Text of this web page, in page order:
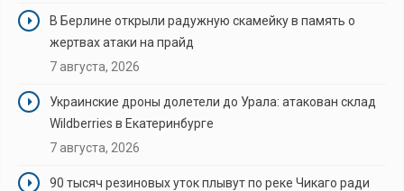
В Берлине открыли радужную скамейку в память о
жертвах атаки на прайд
7 августа, 2026
Украинские дроны долетели до Урала: атакован склад
Wildberries в Екатеринбурге
7 августа, 2026
90 тысяч резиновых уток плывут по реке Чикаго ради